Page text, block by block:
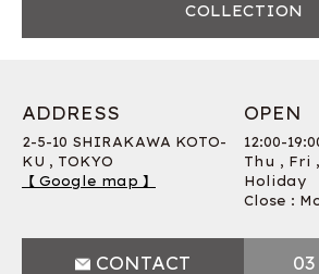
COLLECTION
ADDRESS
2-5-10 SHIRAKAWA KOTO-
KU , TOKYO
【 Google map 】
OPEN
12:00-
Thu , Fri
Holiday
Close :
CONTACT